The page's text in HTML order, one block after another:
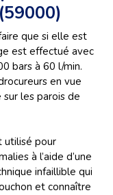
que si elle est
est effectué avec
bars à 60 l/min.
en vue
les parois de
utilisé pour
à l’aide d’une
infaillible qui
et connaître